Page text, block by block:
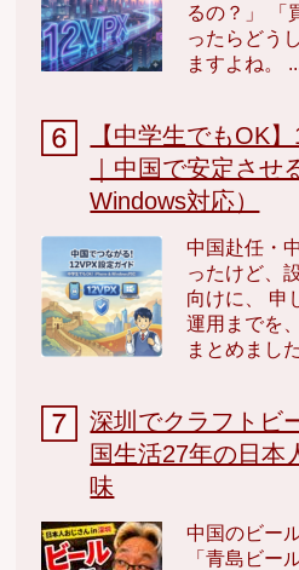
るの？」 「
ったらどう
ますよね。
【中学生でもOK
｜中国で安定させ
Windows対応）
中国赴任・
ったけど、
向けに、
運用までを
まとめまし
深圳でクラフトビ
国生活27年の日本
味
中国のビー
「青島ビー